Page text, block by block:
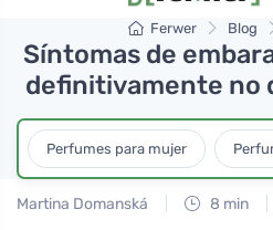
Ferwer Blog
Síntomas de
definitivamente no
Perfumes para mujer
Martina Domanská 8 min